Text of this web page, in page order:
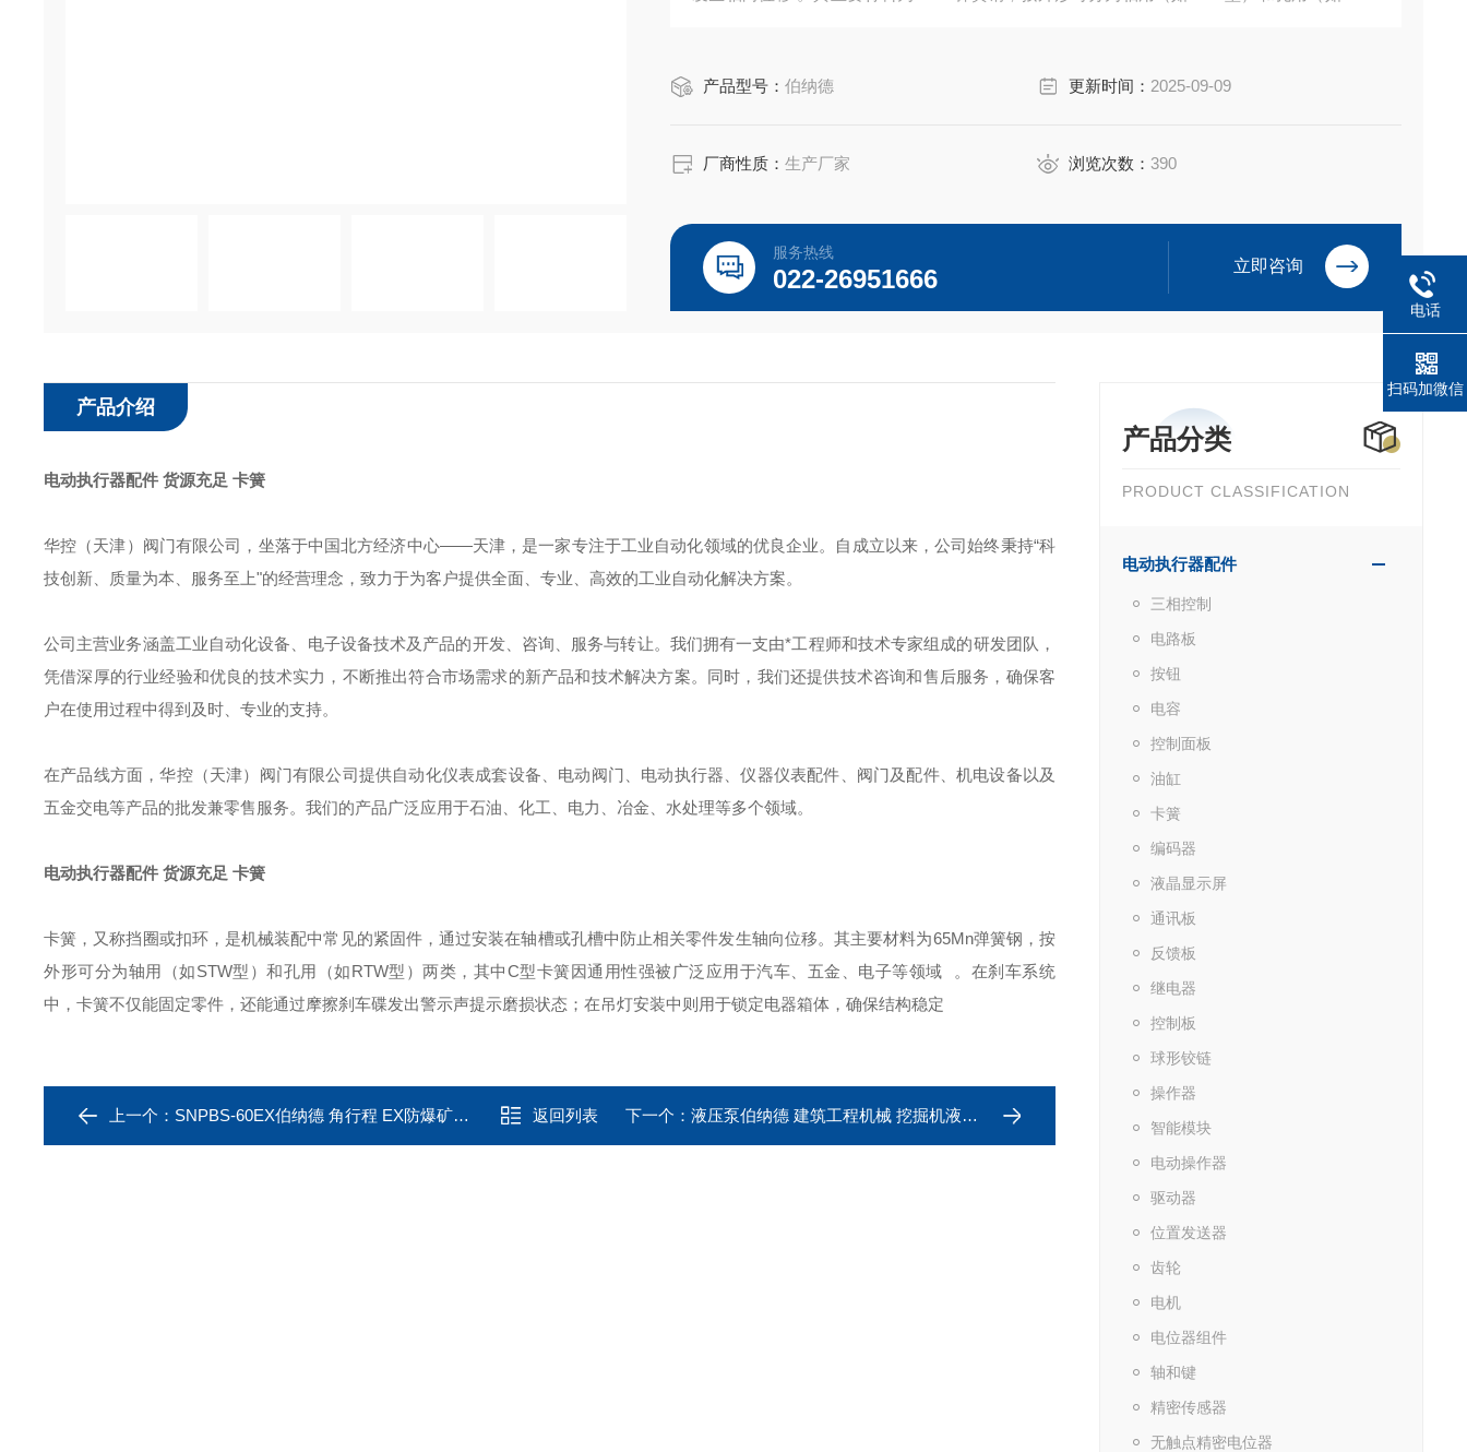
产品型号：伯纳德 更新时间： 2025-09-09
厂商性质：生产厂家 浏览次数：390
服务热线
022-26951666 立即咨询
产品分类
PRODUCT CLASSIFICATION
电动执行器配件
三相控制
电路板
按钮
电容
控制面板
油缸
卡簧
编码器
液晶显示屏
通讯板
反馈板
继电器
控制板
球形铰链
操作器
智能模块
电动操作器
驱动器
位置发送器
齿轮
电机
电位器组件
轴和键
精密传感器
无触点精密电位器
产品介绍
电动执行器配件 货源充足 卡簧
华控（天津）阀门有限公司，坐落于中国北方经济中心——天津，是一家专注于工业自动化领域的优良企业。自成立以来，公司始终秉持“科
技创新、质量为本、服务至上"的经营理念，致力于为客户提供全面、专业、高效的工业自动化解决方案。
公司主营业务涵盖工业自动化设备、电子设备技术及产品的开发、咨询、服务与转让。我们拥有一支由*工程师和技术专家组成的研发团队，
凭借深厚的行业经验和优良的技术实力，不断推出符合市场需求的新产品和技术解决方案。同时，我们还提供技术咨询和售后服务，确保客
户在使用过程中得到及时、专业的支持。
在产品线方面，华控（天津）阀门有限公司提供自动化仪表成套设备、电动阀门、电动执行器、仪器仪表配件、阀门及配件、机电设备以及
五金交电等产品的批发兼零售服务。我们的产品广泛应用于石油、化工、电力、冶金、水处理等多个领域。
电动执行器配件 货源充足 卡簧
卡簧，又称挡圈或扣环，是机械装配中常见的紧固件，通过安装在轴槽或孔槽中防止相关零件发生轴向位移。其主要材料为65Mn弹簧钢，按
外形可分为轴用（如STW型）和孔用（如RTW型）两类 ，其中C型卡簧因通用性强被广泛应用于汽车、五金、电子等领域
。在刹车系统
中，卡簧不仅能固定零件，还能通过摩擦刹车碟发出警示声提示磨损状态 ；在吊灯安装中则用于锁定电器箱体，确保结构稳定
上一个： SNPBS-60EX伯纳德 角行程 EX防爆矿用电动执行器 返回列表 下一个： 液压泵伯纳德 建筑工程机械 挖掘机液压油缸
电话
扫码加微信